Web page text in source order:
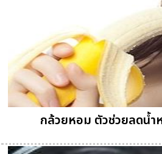
กล้วยหอม ตัวช่วยลดน้ำ